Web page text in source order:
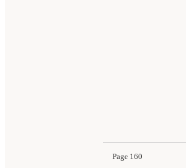
Page 160